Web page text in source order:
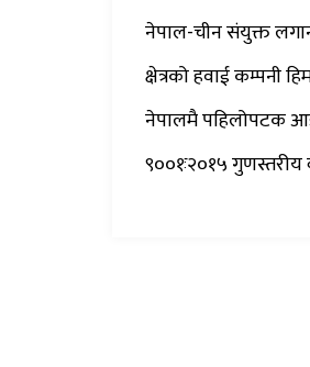
नेपाल-चीन संयुक्त
क्षेत्रको हवाई कम्पनी
नेपालमै पहिलोपटक
९००१ः२०१५ गुणस्तरीय